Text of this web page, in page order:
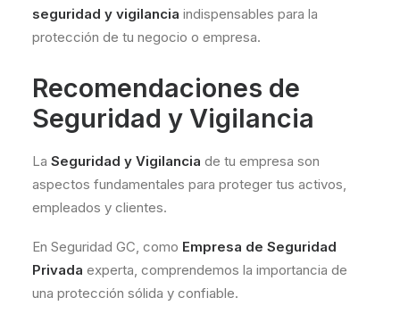
seguridad y vigilancia indispensables para la
protección de tu negocio o empresa.
Recomendaciones de
Seguridad y Vigilancia
La Seguridad y Vigilancia de tu empresa son
aspectos fundamentales para proteger tus activos,
empleados y clientes.
En Seguridad GC, como Empresa de Seguridad
Privada experta, comprendemos la importancia de
una protección sólida y confiable.